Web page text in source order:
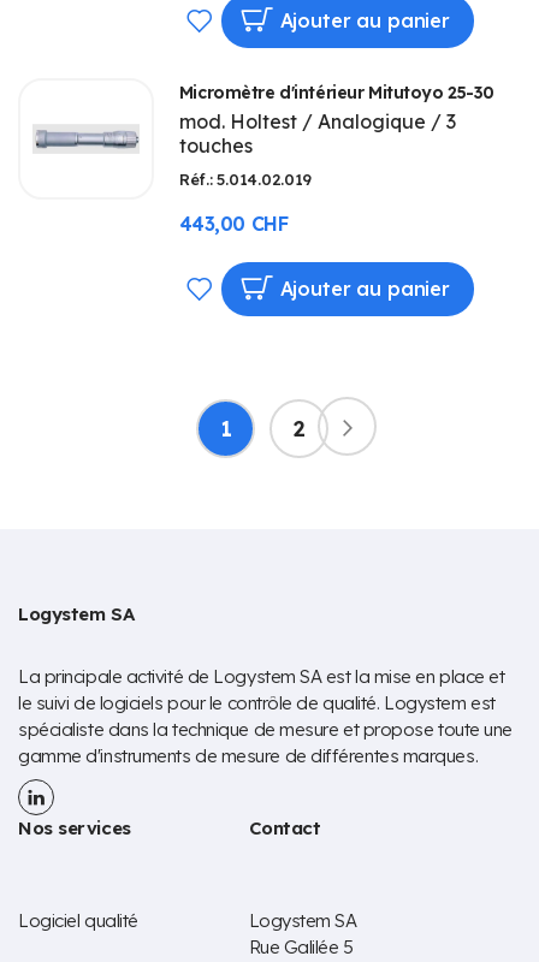
AJOUTER
MA
LISTE
D’ENVIE
Ajouter au panier
Micromètre d'intérieur Mitutoyo 25-30
mod. Holtest / Analogique / 3
touches
Réf.: 5.014.02.019
443,00 CHF
AJOUTER
LISTE
D’ENVIE
Ajouter au panier
Page
Vous
lisez
1 Page
2 Page
Suivant
Logystem SA
La principale activité de Logystem SA est la mise en place et
le suivi de logiciels pour le contrôle de qualité. Logystem est
spécialiste dans la technique de mesure et propose toute une
gamme d'instruments de mesure de différentes marques.
Nos services
Logiciel qualité
Contact
Logystem SA
Rue Galilée 5